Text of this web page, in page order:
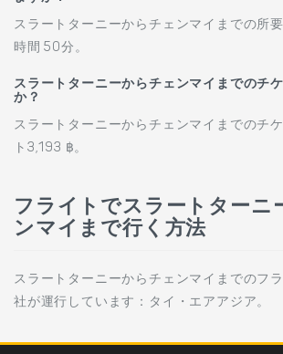
スラートターニーからチェンマイまでの所
時間 50分。
スラートターニーからチェンマイまでのチ
か？
スラートターニーからチェンマイまでのチ
ト3,193 ฿。
フライトでスラートターニ
ンマイまで行く方法
スラートターニーからチェンマイまでのフ
社が運行しています：タイ・エアアジア。